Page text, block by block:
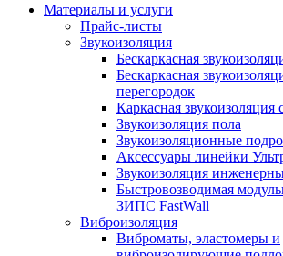
Материалы и услуги
Прайс-листы
Звукоизоляция
Бескаркасная
Бескаркасная
перегородок
Каркасная звукоизоляция
Звукоизоляция пола
Звукоизоляционные
Аксессуары линейки
Звукоизоляция
Быстровозводимая
ЗИПС FastWall
Виброизоляция
Виброматы, эластомеры и